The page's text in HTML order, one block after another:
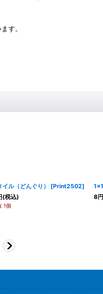
す。
ル（どんぐり） [Print2502]
(税込)
1個
8円